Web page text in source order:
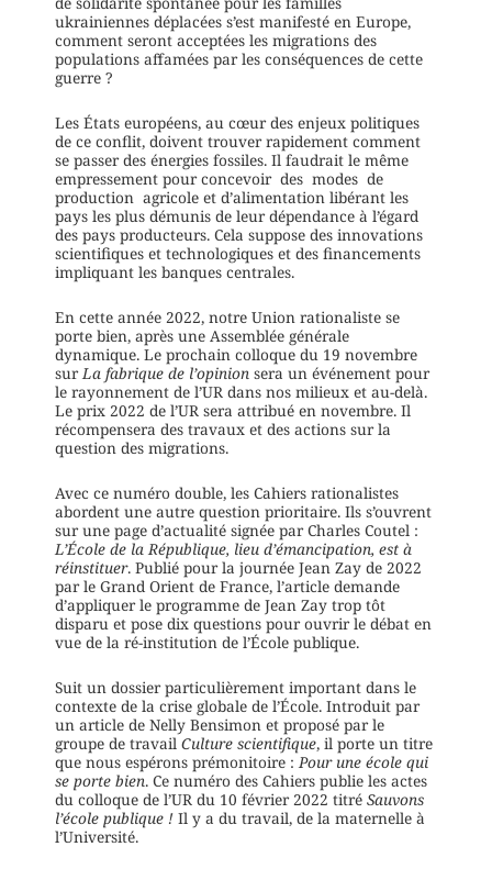
ukrainiennes déplacées s’est manifesté en Europe,
comment seront acceptées les migrations des
populations affamées par les conséquences de cette
guerre ?
Les États européens, au cœur des enjeux politiques
de ce conflit, doivent trouver rapidement comment
se passer des énergies fossiles. Il faudrait le même
empressement pour concevoir des modes de
production agricole et d’alimentation libérant les
pays les plus démunis de leur dépendance à l’égard
des pays producteurs. Cela suppose des innovations
scientifiques et technologiques et des financements
impliquant les banques centrales.
En cette année 2022, notre Union rationaliste se
porte bien, après une Assemblée générale
dynamique. Le prochain colloque du 19 novembre
sur La fabrique de l’opinion sera un événement pour
le rayonnement de l’UR dans nos milieux et au-delà.
Le prix 2022 de l’UR sera attribué en novembre. Il
récompensera des travaux et des actions sur la
question des migrations.
Avec ce numéro double, les Cahiers rationalistes
abordent une autre question prioritaire. Ils s’ouvrent
sur une page d’actualité signée par Charles Coutel :
L’École de la République, lieu d’émancipation, est à
réinstituer. Publié pour la journée Jean Zay de 2022
par le Grand Orient de France, l’article demande
d’appliquer le programme de Jean Zay trop tôt
disparu et pose dix questions pour ouvrir le débat en
vue de la ré-institution de l’École publique.
Suit un dossier particulièrement important dans le
contexte de la crise globale de l’École. Introduit par
un article de Nelly Bensimon et proposé par le
groupe de travail Culture scientifique, il porte un titre
que nous espérons prémonitoire : Pour une école qui
se porte bien. Ce numéro des Cahiers publie les actes
du colloque de l’UR du 10 février 2022 titré Sauvons
l’école publique ! Il y a du travail, de la maternelle à
l’Université.